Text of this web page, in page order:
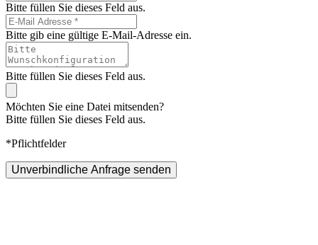
Bitte füllen Sie dieses Feld aus.
Bitte gib eine gültige E-Mail-Adresse ein.
Bitte füllen Sie dieses Feld aus.
Möchten Sie eine Datei mitsenden?
Bitte füllen Sie dieses Feld aus.
*Pflichtfelder
Unverbindliche Anfrage senden